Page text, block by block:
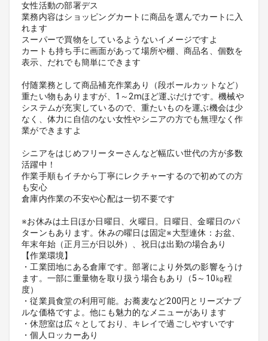
女性活動の部署デス
業務内容はショッピングカートに商品を選んでカートに入
れます
スーパーで買物をしているようないイメージですよ
カートも持ち手に画面があって場所や棚、商品名、個数を
表示、だれでも簡単にできます
付随業務として商品補充作業あり（段ボールカットなど）
重たい物もありますが、1～2mほど運ぶだけです。機械や
システムが充実しているので、重たいものを運ぶ機会は少
なく、体力に自信のない女性やシニアの方でも無理なく作
業ができますよ
シニアをはじめフリーターさんなど幅広い世代の方が多数
活躍中！
作業手順もイチから丁寧にレクチャーするので初めての方
も安心
倉庫内作業の不安や心配は一切不要です
※お休みは土日ほか日曜日、火曜日。日曜日、金曜日のパ
ターンもあります。休みの曜日は固定※大型連休：お盆、
年末年始（正月三が日以外）、祝日は出勤の場合あり
【作業環境】
・工業団地にある倉庫です。部署により外気の影響をうけ
ます。一部に重量物を取り扱う場合もあり（5～10㎏程
度）
・従業員食堂の利用可能。お蕎麦など200円とリーズナブ
ルな価格ですよ。他にも魅力的なメニューがあります
・休憩室は広々としており、キレイで過ごしやすいです
・個人ロッカーあり